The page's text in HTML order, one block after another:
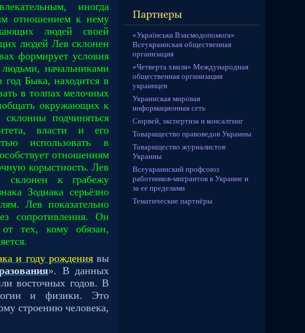
иногда
отношением к нему
людей своей
людей Лев склонен
формирует условия
начальниками
Быка, находится в
в толпах мелочных
окружающих к
подчиняться
власти и его
использовать в
отношениям
корыстность. Лев
склонен к грабежу
Зодиака серьёзно
Лев показательно
сопротивления. Он
тех, кому обязан,
и году рождениявы
». В данных
восточных годов. В
и физики. Это
строению человека,
«Українська Взаємодопомога»
Всеукраинская общественная
организация
«Четверта хвиля» Международная
общественная организация
украинцев
Украинская мировая
информационная сеть
Сюрвей, экспертиза и консалтинг
Товарищество правоведов Украины
Товарищество журналистов
Украины
Всеукраинский профсоюз
работников-мигрантов в Украине и
за ее пределами
Тематические партнёры